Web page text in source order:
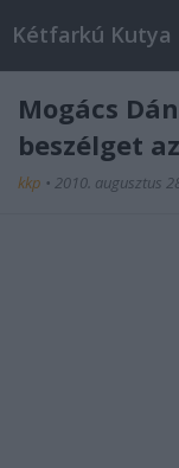
Kétfarkú Kutya
Mogács
beszélget
kkp • 2010. augusztus